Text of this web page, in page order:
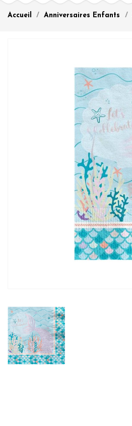
Accueil Anniversaires Enfants